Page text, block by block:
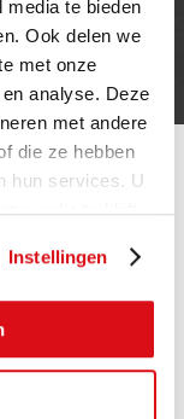
te bieden
Ook delen we
met onze
analyse. Deze
met andere
die ze hebben
hun services. U
website blijft
Instellingen